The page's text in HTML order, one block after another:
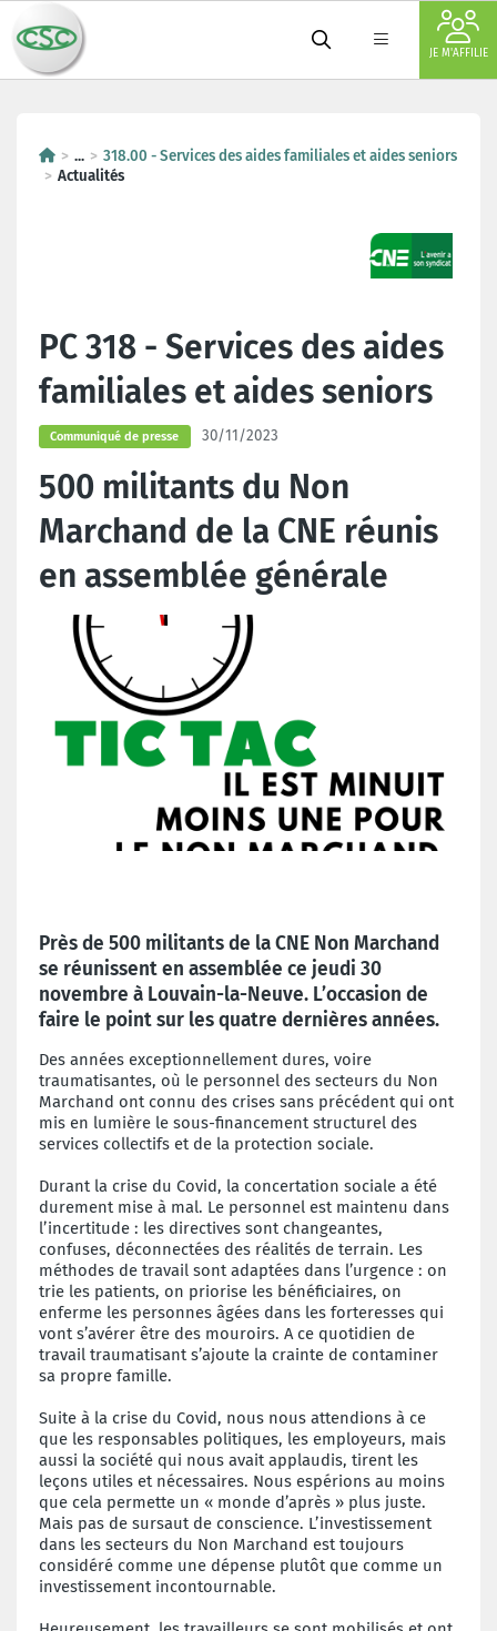
JE M'AFFILIE
...
318.00 - Services des aides familiales et aides seniors
Actualités
PC 318 - Services des aides
familiales et aides seniors
Communiqué de presse 30/11/2023
500 militants du Non
Marchand de la CNE réunis
en assemblée générale
Près de 500 militants de la CNE Non Marchand
se réunissent en assemblée ce jeudi 30
novembre à Louvain-la-Neuve. L’occasion de
faire le point sur les quatre dernières années.
Des années exceptionnellement dures, voire
traumatisantes, où le personnel des secteurs du Non
Marchand ont connu des crises sans précédent qui ont
mis en lumière le sous-financement structurel des
services collectifs et de la protection sociale.
Durant la crise du Covid, la concertation sociale a été
durement mise à mal. Le personnel est maintenu dans
l’incertitude : les directives sont changeantes,
confuses, déconnectées des réalités de terrain. Les
méthodes de travail sont adaptées dans l’urgence : on
trie les patients, on priorise les bénéficiaires, on
enferme les personnes âgées dans les forteresses qui
vont s’avérer être des mouroirs. A ce quotidien de
travail traumatisant s’ajoute la crainte de contaminer
sa propre famille.
Suite à la crise du Covid, nous nous attendions à ce
que les responsables politiques, les employeurs, mais
aussi la société qui nous avait applaudis, tirent les
leçons utiles et nécessaires. Nous espérions au moins
que cela permette un « monde d’après » plus juste.
Mais pas de sursaut de conscience. L’investissement
dans les secteurs du Non Marchand est toujours
considéré comme une dépense plutôt que comme un
investissement incontournable.